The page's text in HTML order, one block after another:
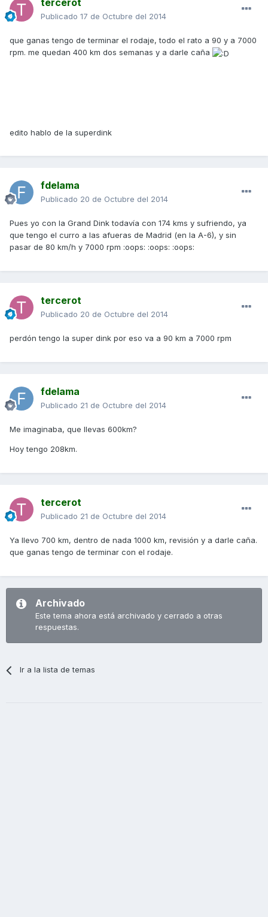
tercerot
Publicado 17 de Octubre del 2014
que ganas tengo de terminar el rodaje, todo el rato a 90 y a 7000
rpm. me quedan 400 km dos semanas y a darle caña
edito hablo de la superdink
fdelama
Publicado 20 de Octubre del 2014
Pues yo con la Grand Dink todavía con 174 kms y sufriendo, ya
que tengo el curro a las afueras de Madrid (en la A-6), y sin
pasar de 80 km/h y 7000 rpm :oops: :oops: :oops:
tercerot
Publicado 20 de Octubre del 2014
perdón tengo la super dink por eso va a 90 km a 7000 rpm
fdelama
Publicado 21 de Octubre del 2014
Me imaginaba, que llevas 600km?
Hoy tengo 208km.
tercerot
Publicado 21 de Octubre del 2014
Ya llevo 700 km, dentro de nada 1000 km, revisión y a darle caña.
que ganas tengo de terminar con el rodaje.
Archivado
Este tema ahora está archivado y cerrado a otras
respuestas.
Ir a la lista de temas